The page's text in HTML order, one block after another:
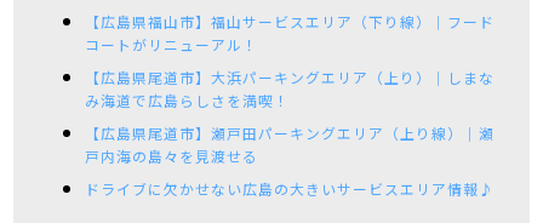
【広島県福山市】福山サービスエリア（下り線）｜フード
コートがリニューアル！
【広島県尾道市】大浜パーキングエリア（上り）｜しまな
み海道で広島らしさを満喫！
【広島県尾道市】瀬戸田パーキングエリア（上り線）｜瀬
戸内海の島々を見渡せる
ドライブに欠かせない広島の大きいサービスエリア情報♪